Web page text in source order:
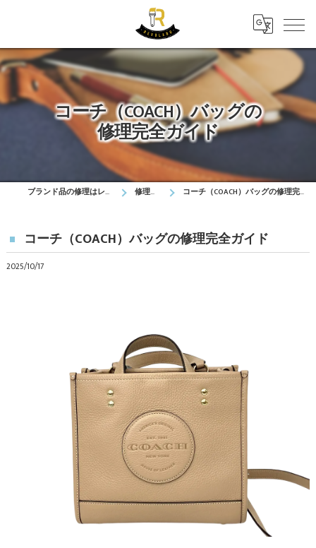
コーチ（COACH）バッグの
修理完全ガイド
ブランド品の修理はレボラボ 修理実績 コーチ（COACH）バッグの修理完全ガイド
コーチ（COACH）バッグの修理完全ガイド
2025/10/17